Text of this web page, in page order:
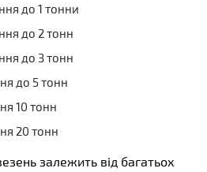
до 1 тонни
до 2 тонн
до 3 тонн
до 5 тонн
10 тонн
20 тонн
залежить від багатьох